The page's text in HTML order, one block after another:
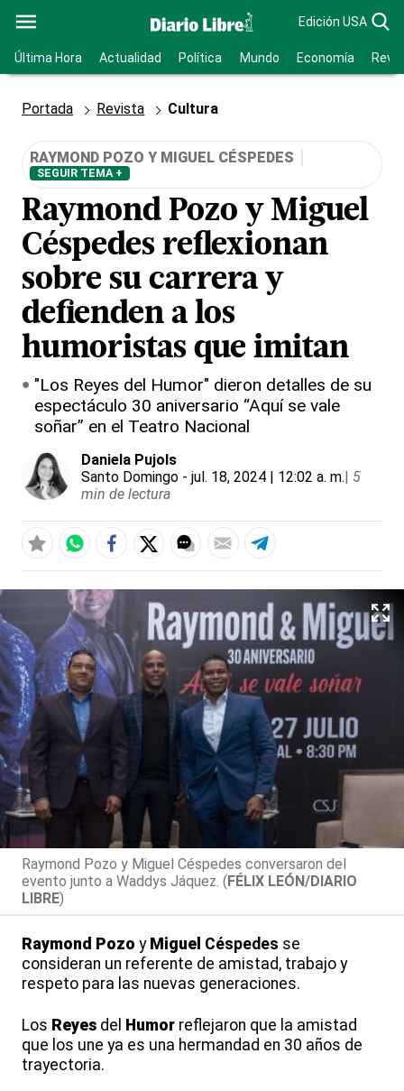
Edición USA
Última Hora Actualidad Política Mundo Economía
Portada Revista Cultura
RAYMOND POZO Y MIGUEL CÉSPEDES
SEGUIR TEMA +
Raymond Pozo y Miguel
Céspedes reflexionan
sobre su carrera y
defienden a los
humoristas que imitan
"Los Reyes del Humor" dieron detalles de su
espectáculo 30 aniversario “Aquí se vale
soñar” en el Teatro Nacional
Daniela Pujols
Santo Domingo - jul. 18, 2024 | 12:02 a. m.| 5
min de lectura
Raymond Pozo y Miguel Céspedes conversaron del
evento junto a Waddys Jáquez. (FÉLIX LEÓN/DIARIO
LIBRE)
Raymond Pozo y Miguel Céspedes se
consideran un referente de amistad, trabajo y
respeto para las nuevas generaciones.
Los Reyes del Humor reflejaron que la amistad
que los une ya es una hermandad en 30 años de
trayectoria.